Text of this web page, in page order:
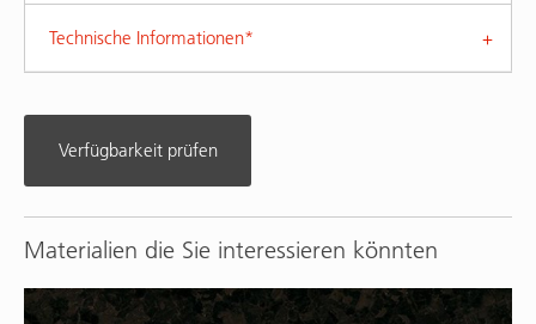
Technische Informationen*
Verfügbarkeit prüfen
Materialien die Sie interessieren könnten